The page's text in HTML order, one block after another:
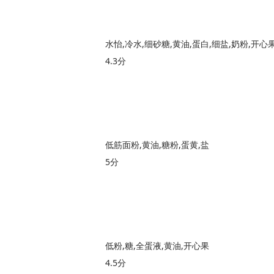
水怡,冷水,细砂糖,黄油,蛋白,细盐,奶粉,开心
4.3分
低筋面粉,黄油,糖粉,蛋黄,盐
5分
低粉,糖,全蛋液,黄油,开心果
4.5分